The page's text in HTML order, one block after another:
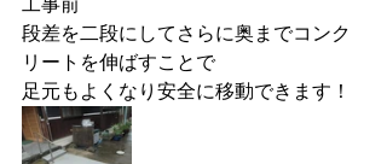
工事前
段差を二段にしてさらに奥までコンク
リートを伸ばすことで
足元もよくなり安全に移動できます！